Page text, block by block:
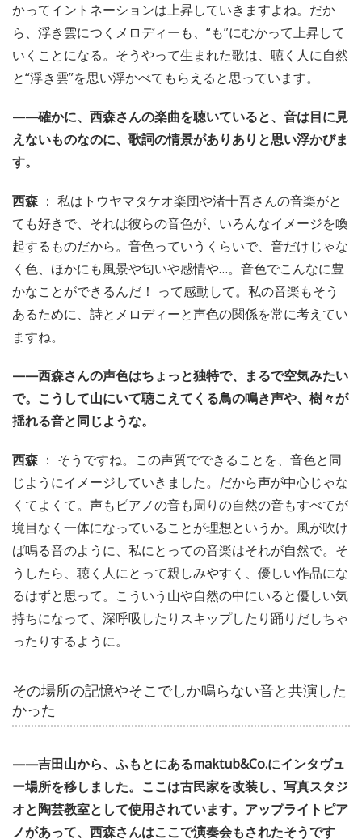
かってイントネーションは上昇していきますよね。だか
ら、浮き雲につくメロディーも、“も”にむかって上昇して
いくことになる。そうやって生まれた歌は、聴く人に自然
と“浮き雲”を思い浮かべてもらえると思っています。
——確かに、西森さんの楽曲を聴いていると、音は目に見
えないものなのに、歌詞の情景がありありと思い浮かびま
す。
西森 ： 私はトウヤマタケオ楽団や渚十吾さんの音楽がと
ても好きで、それは彼らの音色が、いろんなイメージを喚
起するものだから。音色っていうくらいで、音だけじゃな
く色、ほかにも風景や匂いや感情や…。音色でこんなに豊
かなことができるんだ！ って感動して。私の音楽もそう
あるために、詩とメロディーと声色の関係を常に考えてい
ますね。
——西森さんの声色はちょっと独特で、まるで空気みたい
で。こうして山にいて聴こえてくる鳥の鳴き声や、樹々が
揺れる音と同じような。
西森 ： そうですね。この声質でできることを、音色と同
じようにイメージしていきました。だから声が中心じゃな
くてよくて。声もピアノの音も周りの自然の音もすべてが
境目なく一体になっていることが理想というか。風が吹け
ば鳴る音のように、私にとっての音楽はそれが自然で。そ
うしたら、聴く人にとって親しみやすく、優しい作品にな
るはずと思って。こういう山や自然の中にいると優しい気
持ちになって、深呼吸したりスキップしたり踊りだしちゃ
ったりするように。
その場所の記憶やそこでしか鳴らない音と共演した
かった
——吉田山から、ふもとにあるmaktub&Co.にインタヴュ
ー場所を移しました。ここは古民家を改装し、写真スタジ
オと陶芸教室として使用されています。アップライトピア
ノがあって、西森さんはここで演奏会もされたそうです